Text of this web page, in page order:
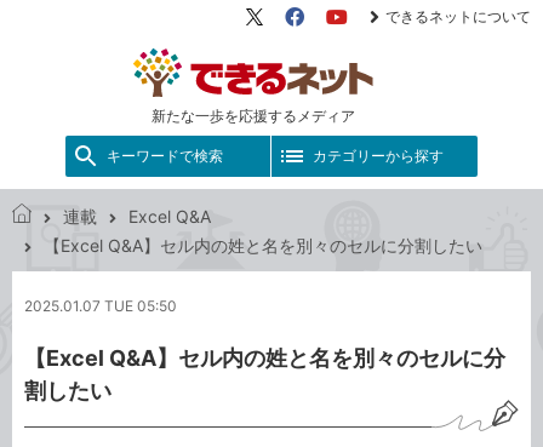
新たな一歩を応援するメディア
X（旧
FacebookYouTube
できるネットについて
キーワードで検索 カテゴリーから探す
ネ
ト
連載
Excel Q&A
【Excel Q&A】セル内の姓と名を別々のセルに分割したい
2025.01.07 TUE 05:50
【Excel Q&A】セル内の姓と名を別々のセルに分
割したい